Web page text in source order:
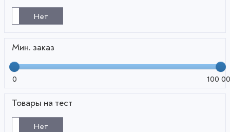
Нет
Мин. заказ
0 100
Товары на тест
Нет